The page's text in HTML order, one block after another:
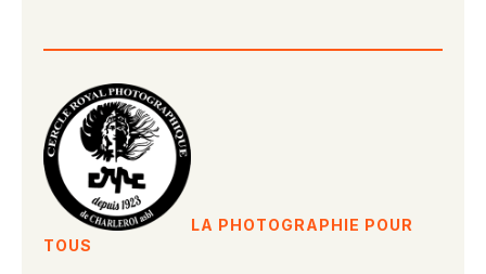
LA PHOTOGRAPHIE POUR
TOUS